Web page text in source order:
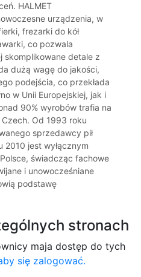
HALMET
urządzenia, w
frezarki do kół
co pozwala
skomplikowane detale z
dużą wagę do jakości,
podejścia, co przekłada
w Unii Europejskiej, jak i
90% wyrobów trafia na
Od 1993 roku
sprzedawcy pił
2010 jest wyłącznym
świadcząc fachowe
i unowocześniane
podstawę
stronach
maja dostęp do tych
się zalogować.